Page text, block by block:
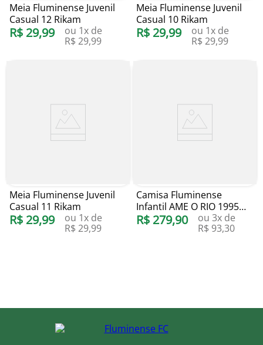
Meia Fluminense Juvenil
Casual 12 Rikam
R$ 29,99 ou 1x de
R$ 29,99
Meia Fluminense Juvenil
Casual 10 Rikam
R$ 29,99 ou 1x de
R$ 29,99
Meia Fluminense Juvenil
Casual 11 Rikam
R$ 29,99 ou 1x de
R$ 29,99
Camisa Fluminense
Infantil AME O RIO 1995
Liga Retrô
R$ 279,90 ou 3x de
R$ 93,30